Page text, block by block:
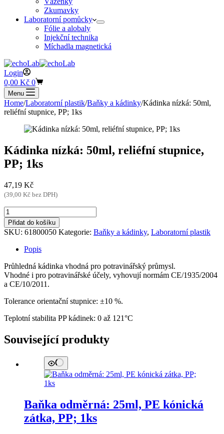
Zkumavky
Laboratorní pomůcky
Fólie a alobaly
Injekční technika
Míchadla magnetická
Login
Shopping
cart
0,00 Kč 0
Menu
Home/Laboratorní plastik/Baňky a kádinky/Kádinka nízká: 50ml,
reliéfní stupnice, PP; 1ks
Kádinka nízká: 50ml, reliéfní stupnice,
PP; 1ks
47,19 Kč
(39,00 Kč bez DPH)
Kádinka
nízká:
50ml,
reliéfní
stupnice,
1ks
množství
Přidat do košíku
SKU: 61800050 Kategorie: Baňky a kádinky, Laboratorní plastik
Popis
Průhledná kádinka vhodná pro potravinářský průmysl.
Vhodné i pro potravinářské účely, vyhovují normám CE/1935/2004
a CE/10/2011.
Tolerance orientační stupnice: ±10 %.
Teplotní stabilita PP kádinek: 0 až 121°C
Související produkty
Baňka odměrná: 25ml, PE kónická
zátka, PP; 1ks